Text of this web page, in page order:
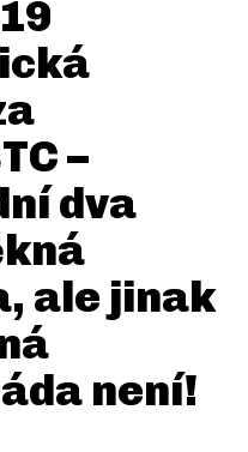
–
dva
ale jinak
není!